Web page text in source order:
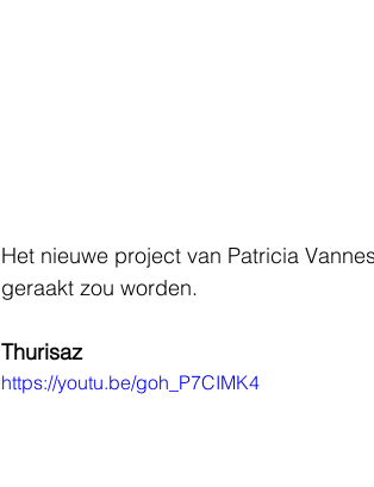
Het nieuwe project van Patricia
geraakt zou worden.
Thurisaz
https://youtu.be/goh_P7CIMK4